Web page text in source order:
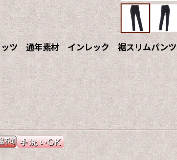
ツ 通年素材 インレック 裾スリムパン